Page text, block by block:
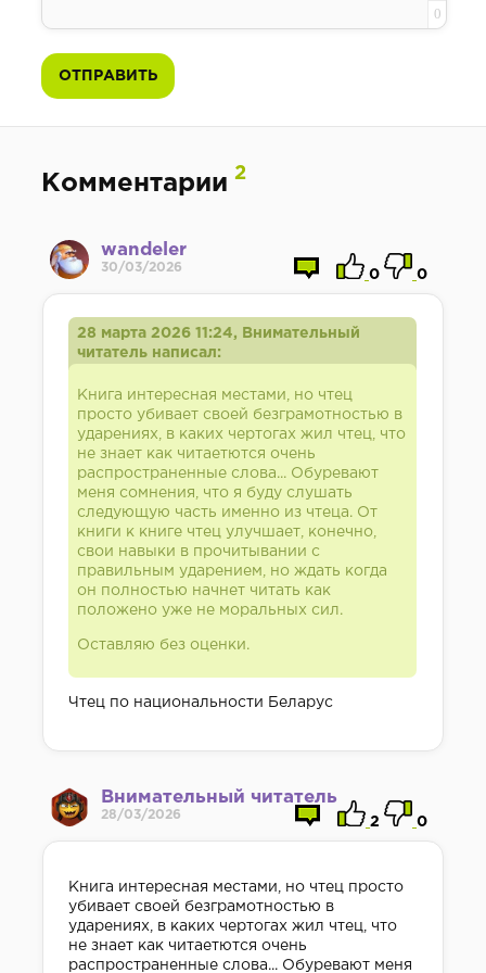
0
ОТПРАВИТЬ
Комментарии2
wandeler
30/03/2026
0 0
28 марта 2026 11:24, Внимательный
читатель написал:
Книга интересная местами, но чтец
просто убивает своей безграмотностью в
ударениях, в каких чертогах жил чтец, что
не знает как читаетются очень
распространенные слова... Обуревают
меня сомнения, что я буду слушать
следующую часть именно из чтеца. От
книги к книге чтец улучшает, конечно,
свои навыки в прочитывании с
правильным ударением, но ждать когда
он полностью начнет читать как
положено уже не моральных сил.
Оставляю без оценки.
Чтец по национальности Беларус
Внимательный читатель
28/03/2026
2 0
Книга интересная местами, но чтец просто
убивает своей безграмотностью в
ударениях, в каких чертогах жил чтец, что
не знает как читаетются очень
распространенные слова... Обуревают меня